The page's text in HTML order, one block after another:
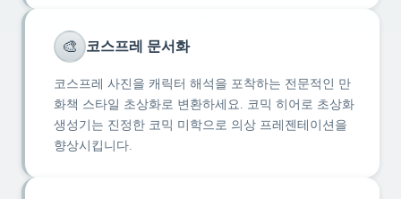
🎨 코스프레 문서화
코스프레 사진을 캐릭터 해석을 포착하는 전문적인 만
화책 스타일 초상화로 변환하세요. 코믹 히어로 초상화
생성기는 진정한 코믹 미학으로 의상 프레젠테이션을
향상시킵니다.